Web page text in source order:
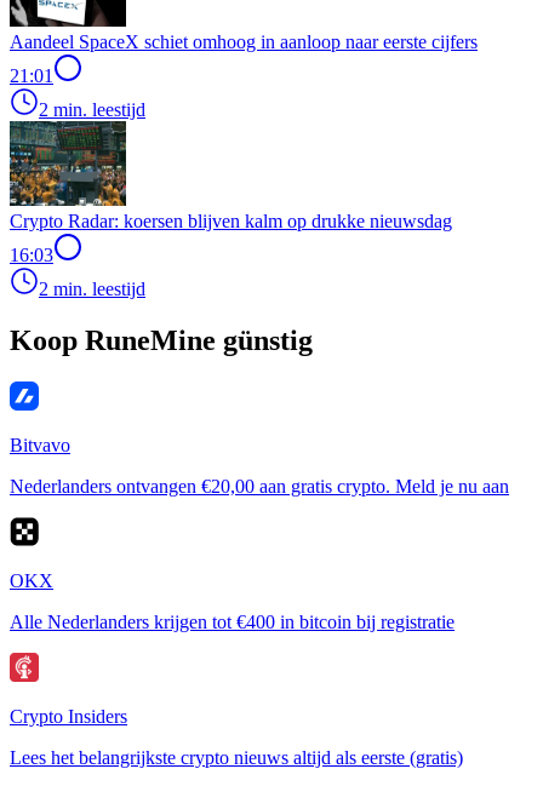
Aandeel SpaceX schiet omhoog in aanloop naar eerste cijfers
21:01
2 min. leestijd
Crypto Radar: koersen blijven kalm op drukke nieuwsdag
16:03
2 min. leestijd
Koop RuneMine günstig
Bitvavo
Nederlanders ontvangen €20,00 aan gratis crypto. Meld je nu aan
OKX
Alle Nederlanders krijgen tot €400 in bitcoin bij registratie
Crypto Insiders
Lees het belangrijkste crypto nieuws altijd als eerste (gratis)